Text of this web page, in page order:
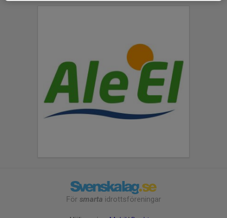
För smarta idrottsföreningar